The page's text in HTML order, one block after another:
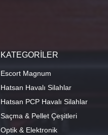
KATEGORİLER
Escort Magnum
Hatsan Havalı Silahlar
Hatsan PCP Havalı Silahlar
Saçma & Pellet Çeşitleri
Optik & Elektronik